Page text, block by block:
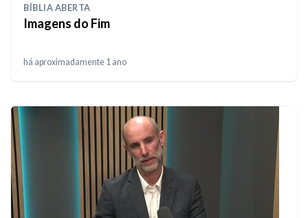
BÍBLIA ABERTA
⁠Imagens do Fim
há aproximadamente 1 ano